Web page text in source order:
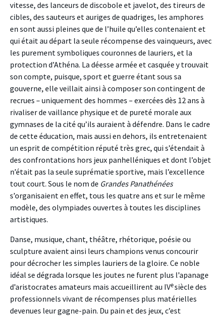
vitesse, des lanceurs de discobole et javelot, des tireurs de
cibles, des sauteurs et auriges de quadriges, les amphores
en sont aussi pleines que de l’huile qu’elles contenaient et
qui était au départ la seule récompense des vainqueurs, avec
les purement symboliques couronnes de lauriers, et la
protection d’Athéna. La déesse armée et casquée y trouvait
son compte, puisque, sport et guerre étant sous sa
gouverne, elle veillait ainsi à composer son contingent de
recrues – uniquement des hommes – exercées dès 12 ans à
rivaliser de vaillance physique et de pureté morale aux
gymnases de la cité qu’ils auraient à défendre. Dans le cadre
de cette éducation, mais aussi en dehors, ils entretenaient
un esprit de compétition réputé très grec, qui s’étendait à
des confrontations hors jeux panhelléniques et dont l’objet
n’était pas la seule suprématie sportive, mais l’excellence
tout court. Sous le nom de Grandes Panathénées
s’organisaient en effet, tous les quatre ans et sur le même
modèle, des olympiades ouvertes à toutes les disciplines
artistiques.
Danse, musique, chant, théâtre, rhétorique, poésie ou
sculpture avaient ainsi leurs champions venus concourir
pour décrocher les simples lauriers de la gloire. Ce noble
idéal se dégrada lorsque les joutes ne furent plus l’apanage
d’aristocrates amateurs mais accueillirent au IVesiècle des
professionnels vivant de récompenses plus matérielles
devenues leur gagne-pain. Du pain et des jeux, c’est